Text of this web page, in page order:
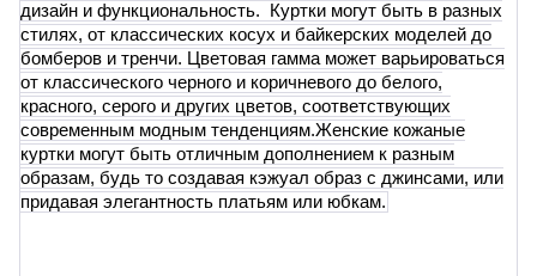
дизайн и функциональность. Куртки могут быть в разных
стилях, от классических косух и байкерских моделей до
бомберов и тренчи. Цветовая гамма может варьироваться
от классического черного и коричневого до белого,
красного, серого и других цветов, соответствующих
современным модным тенденциям.Женские кожаные
куртки могут быть отличным дополнением к разным
образам, будь то создавая кэжуал образ с джинсами, или
придавая элегантность платьям или юбкам.